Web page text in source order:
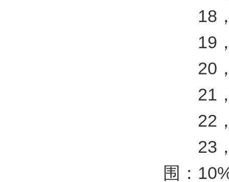
18，
19，
20，
21，
22，
23，
围：